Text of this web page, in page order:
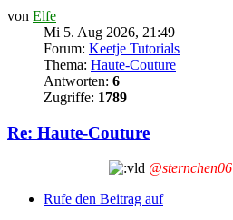
von Elfe
Mi 5. Aug 2026, 21:49
Forum: Keetje Tutorials
Thema: Haute-Couture
Antworten: 6
Zugriffe: 1789
Re: Haute-Couture
@sternchen06
Rufe den Beitrag auf